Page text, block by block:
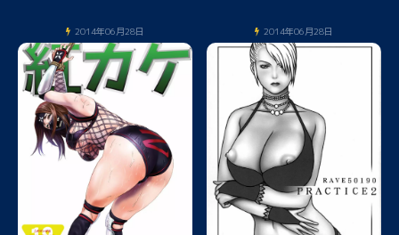
2014年06月28日 2014年06月28日